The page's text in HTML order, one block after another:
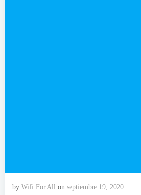
by Wifi For All on septiembre 19, 2020